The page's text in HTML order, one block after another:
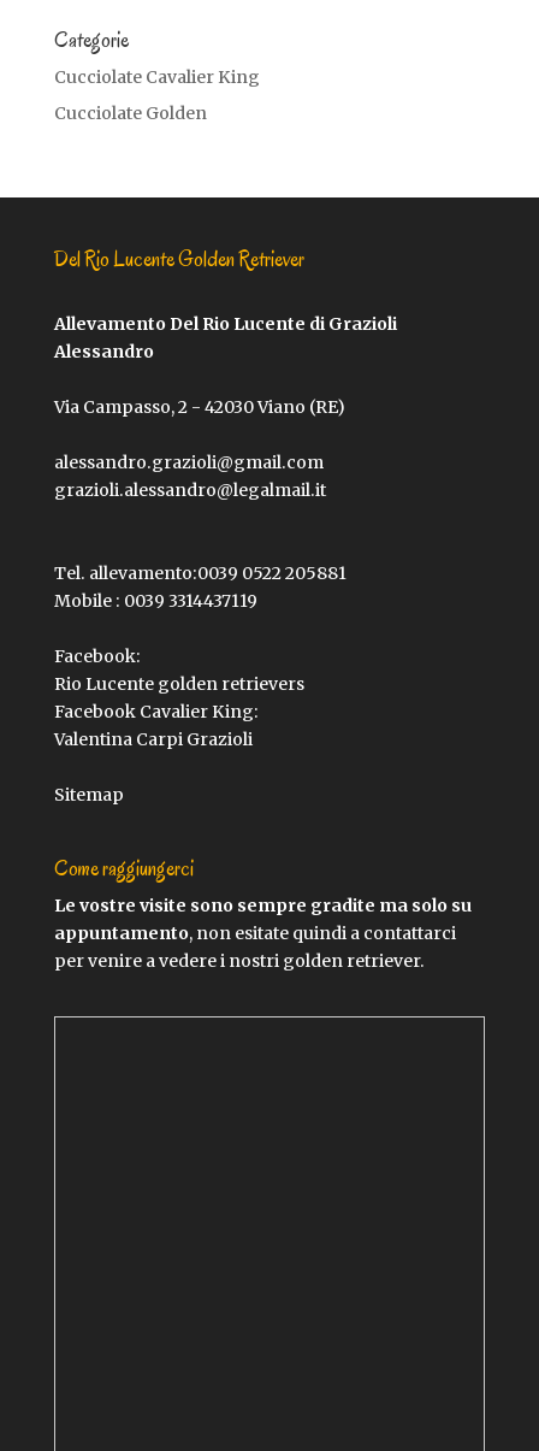
Categorie
Cucciolate Cavalier King
Cucciolate Golden
Del Rio Lucente Golden Retriever
Allevamento Del Rio Lucente di Grazioli
Alessandro
Via Campasso, 2 - 42030 Viano (RE)
alessandro.grazioli@gmail.com
grazioli.alessandro@legalmail.it
Tel. allevamento:0039 0522 205881
Mobile : 0039 3314437119
Facebook:
Rio Lucente golden retrievers
Facebook Cavalier King:
Valentina Carpi Grazioli
Sitemap
Come raggiungerci
Le vostre visite sono sempre gradite ma solo su
appuntamento, non esitate quindi a contattarci
per venire a vedere i nostri golden retriever.